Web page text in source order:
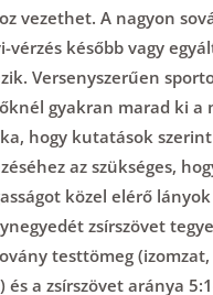
vezethet. A nagyon
vérzés később vagy
Versenyszerűen
gyakran marad ki a
hogy kutatások
az szükséges,
közel elérő
zsírszövet
testtömeg (izomzat,
és a zsírszövet aránya